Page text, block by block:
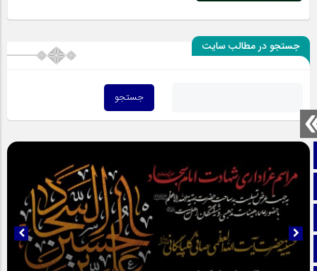
صفحه نخست
تماس با ما
آپارات
جستجو در مطالب سایت